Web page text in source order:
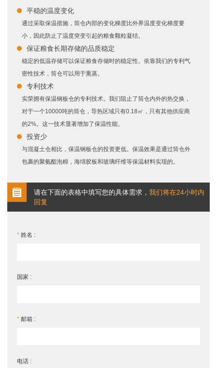
平稳的温度变化
通过采取保温措施，筒仓内部的变化梯度比外界温度变化梯度要
小，因此防止了温度突变引起的粮食颗粒凝结。
保证粮食长期存储的品质稳定
稳定的低温存储可以保证粮食存储时的稳定性。依靠我们的专利气
密性技术，筒仓可以用于熏蒸。
专利技术
实荣拥有保温钢板仓的专利技术。我们阻止了筒仓内外的热交换，
对于一个10000吨的筒仓，导热区域只有0.18㎡，只有其他供应商
的2%。这一技术显著增加了保温性能。
投资少
与混凝土仓相比，保温钢板仓的投资更低。保温效果是通过筒仓外
包裹的聚氨酯泡棉，海绵胶板和玻璃纤维等保温材料实现的。
请在下面的表格中填写您的具体需求， 我们将在24小时内
回复
* 姓名 :
国家 :
* 邮箱 :
电话 :